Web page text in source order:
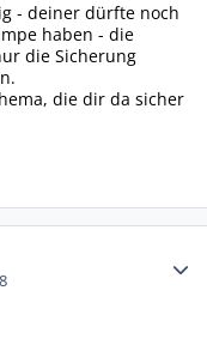
- deiner dürfte noch
haben - die
die Sicherung
die dir da sicher